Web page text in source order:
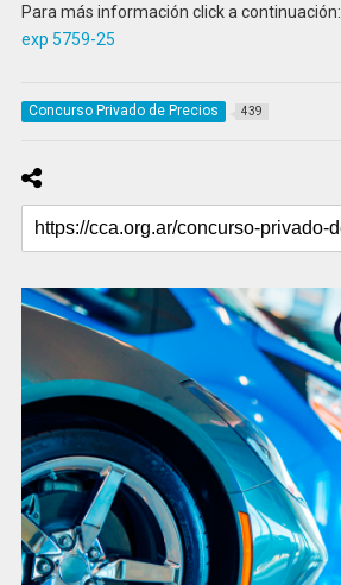
Para más información click a continuación:
exp 5759-25
Concurso Privado de Precios 439